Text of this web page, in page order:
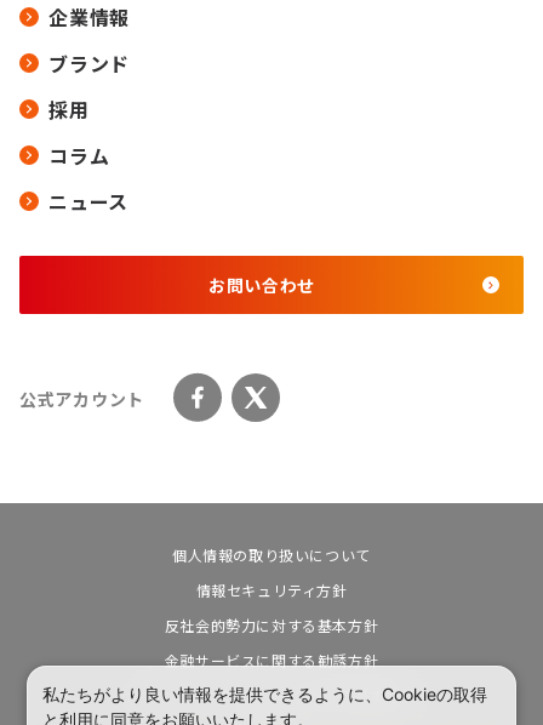
企業情報
ブランド
採用
コラム
ニュース
お問い合わせ
公式アカウント
個人情報の取り扱いについて
情報セキュリティ方針
反社会的勢力に対する基本方針
金融サービスに関する勧誘方針
カスタマーハラスメントに対する基本方針
私たちがより良い情報を提供できるように、Cookieの取得
と利用に同意をお願いいたします。